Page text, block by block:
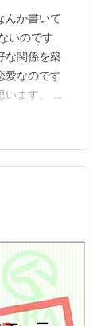
んか書いて
いのです
な関係を築
愛なのです
ます。 今
でした。
いそうで
てます。久
通話してい
理的距離